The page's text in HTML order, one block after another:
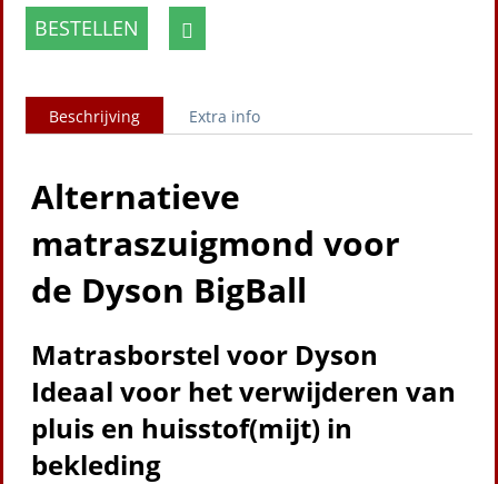
BESTELLEN
Beschrijving Extra info
Alternatieve
matraszuigmond voor
de Dyson BigBall
Matrasborstel voor Dyson
Ideaal voor het verwijderen van
pluis en huisstof(mijt) in
bekleding